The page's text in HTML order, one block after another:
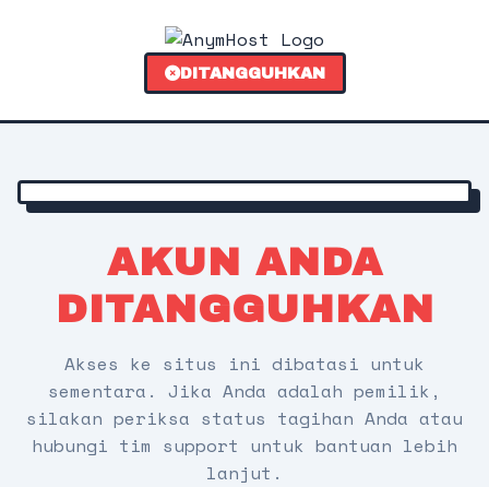
DITANGGUHKAN
AKUN ANDA
DITANGGUHKAN
Akses ke situs ini dibatasi untuk
sementara. Jika Anda adalah pemilik,
silakan periksa status tagihan Anda atau
hubungi tim support untuk bantuan lebih
lanjut.